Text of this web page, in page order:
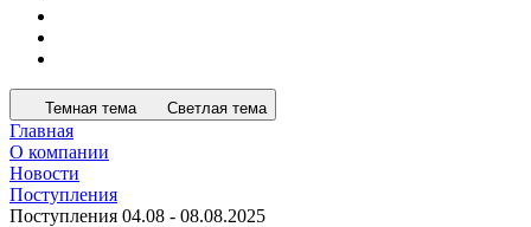
Темная тема Светлая тема
Главная
О компании
Новости
Поступления
Поступления 04.08 - 08.08.2025